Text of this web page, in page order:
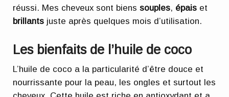
réussi. Mes cheveux sont bienssouples, épais et
brillants juste après quelques mois d’utilisation.
Les bienfaits de l’huile de coco
L’huile de coco a la particularité d’être douce et
nourrissante pour la peau, les ongles et surtout les